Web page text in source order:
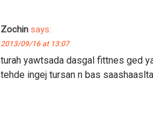
Zochin says:
2013/09/16 at 13:07
turah yawtsada dasgal fittnes ged
tehde ingej tursan n bas